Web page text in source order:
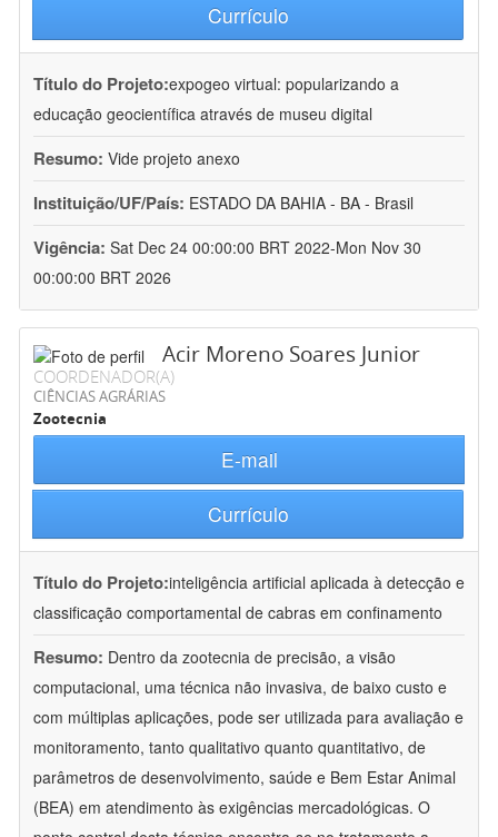
Currículo
Título do Projeto:expogeo virtual: popularizando a
educação geocientífica através de museu digital
Resumo: Vide projeto anexo
Instituição/UF/País: ESTADO DA BAHIA - BA - Brasil
Vigência: Sat Dec 24 00:00:00 BRT 2022-Mon Nov 30
00:00:00 BRT 2026
Acir Moreno Soares Junior
COORDENADOR(A)
CIÊNCIAS AGRÁRIAS
Zootecnia
E-mail
Currículo
Título do Projeto:inteligência artificial aplicada à detecção e
classificação comportamental de cabras em confinamento
Resumo: Dentro da zootecnia de precisão, a visão
computacional, uma técnica não invasiva, de baixo custo e
com múltiplas aplicações, pode ser utilizada para avaliação e
monitoramento, tanto qualitativo quanto quantitativo, de
parâmetros de desenvolvimento, saúde e Bem Estar Animal
(BEA) em atendimento às exigências mercadológicas. O